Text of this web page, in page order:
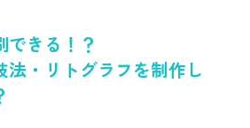
できる！？
法・リトグラフを制作し